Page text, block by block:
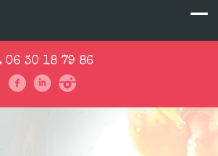
06 30 18 79 86